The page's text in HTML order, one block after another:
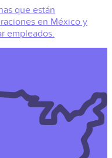
que están
en México y
empleados.